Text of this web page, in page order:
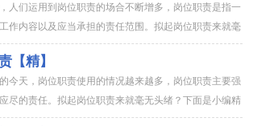
人们运用到岗位职责的场合不断增多，岗位职责是指一
作内容以及应当承担的责任范围。拟起岗位职责来就毫
整理的机电经理岗位职责，欢迎大家借鉴与...
【精】
今天，岗位职责使用的情况越来越多，岗位职责主要强
尽的责任。拟起岗位职责来就毫无头绪？下面是小编精
责，供大家参考借鉴，希望可以帮助到有需...